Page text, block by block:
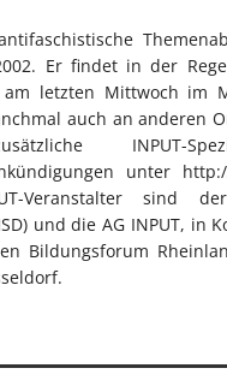
Er findet in der
letzten Mittwoch im
auch an anderen
INPUT-
unter
Veranstalter sind
und die AG INPUT, in
Bildungsforum